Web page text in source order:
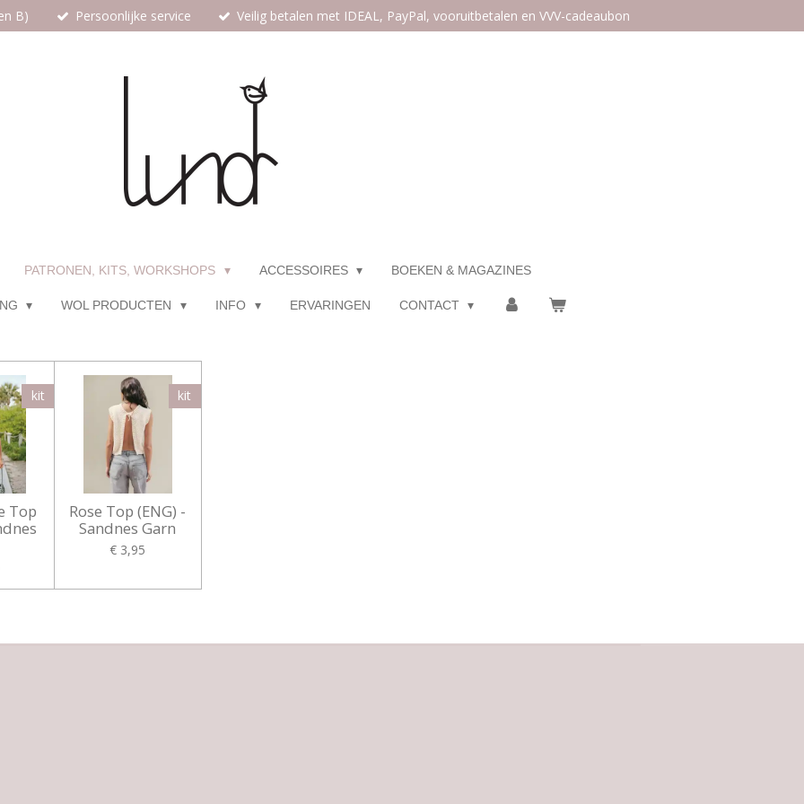
B) Persoonlijke service Veilig betalen met IDEAL, PayPal, vooruitbetalen en VVV-cadeaubon
PATRONEN, KITS, WORKSHOPS ACCESSOIRES BOEKEN & MAGAZINES
WOL PRODUCTEN INFO ERVARINGEN CONTACT
kit
Top
kit
Rose Top (ENG) -
Sandnes Garn
€ 3,95